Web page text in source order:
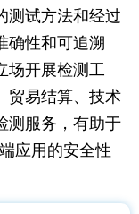
测试方法和经过
确性和可追溯
场开展检测工
贸易结算、技术
测服务，有助于
应用的安全性